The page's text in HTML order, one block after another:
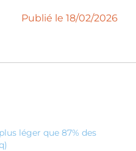
Publié le 18/02/2026
léger que 87% des